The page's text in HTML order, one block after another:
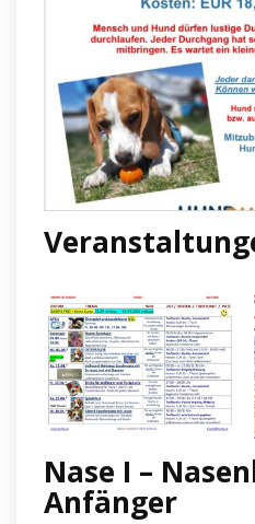
Nase I –
Anfänger